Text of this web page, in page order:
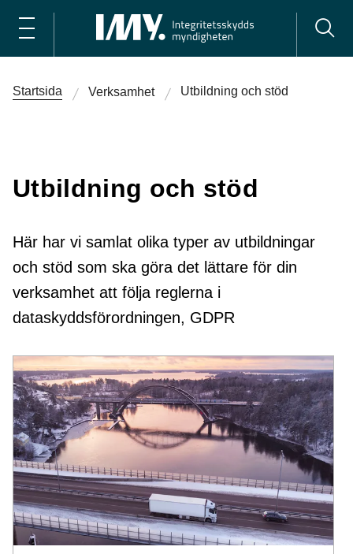
Startsida Verksamhet Utbildning och stöd
Utbildning och stöd
Här har vi samlat olika typer av utbildningar
och stöd som ska göra det lättare för din
verksamhet att följa reglerna i
dataskyddsförordningen, GDPR